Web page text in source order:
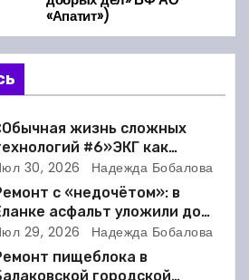
«Апатит»)
жизнь сложных
#6»ЭКГ как
когда ритм жизни
расшифровки
30, 2026 Надежда Бобалова
с «недочётом»: в
асфальт уложили до
но не дошли 30 метров
29, 2026 Надежда Бобалова
пищеблока в
городской